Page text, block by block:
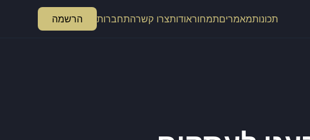
תכונותמאמריםתמחוראודותצרו קשרהתחברות הרשמה